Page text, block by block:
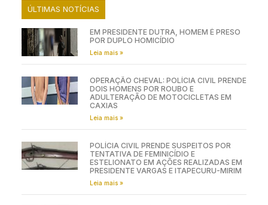
ÚLTIMAS NOTÍCIAS
EM PRESIDENTE DUTRA, HOMEM É PRESO
POR DUPLO HOMICÍDIO
Leia mais »
OPERAÇÃO CHEVAL: POLÍCIA CIVIL PRENDE
DOIS HOMENS POR ROUBO E
ADULTERAÇÃO DE MOTOCICLETAS EM
CAXIAS
Leia mais »
POLÍCIA CIVIL PRENDE SUSPEITOS POR
TENTATIVA DE FEMINICÍDIO E
ESTELIONATO EM AÇÕES REALIZADAS EM
PRESIDENTE VARGAS E ITAPECURU-MIRIM
Leia mais »